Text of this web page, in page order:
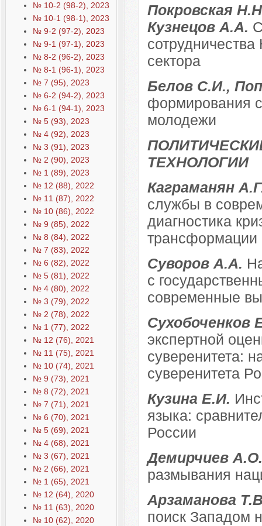
№ 10-2 (98-2), 2023
№ 10-1 (98-1), 2023
№ 9-2 (97-2), 2023
№ 9-1 (97-1), 2023
№ 8-2 (96-2), 2023
№ 8-1 (96-1), 2023
№ 7 (95), 2023
№ 6-2 (94-2), 2023
№ 6-1 (94-1), 2023
№ 5 (93), 2023
№ 4 (92), 2023
№ 3 (91), 2023
№ 2 (90), 2023
№ 1 (89), 2023
№ 12 (88), 2022
№ 11 (87), 2022
№ 10 (86), 2022
№ 9 (85), 2022
№ 8 (84), 2022
№ 7 (83), 2022
№ 6 (82), 2022
№ 5 (81), 2022
№ 4 (80), 2022
№ 3 (79), 2022
№ 2 (78), 2022
№ 1 (77), 2022
№ 12 (76), 2021
№ 11 (75), 2021
№ 10 (74), 2021
№ 9 (73), 2021
№ 8 (72), 2021
№ 7 (71), 2021
№ 6 (70), 2021
№ 5 (69), 2021
№ 4 (68), 2021
№ 3 (67), 2021
№ 2 (66), 2021
№ 1 (65), 2021
№ 12 (64), 2020
№ 11 (63), 2020
№ 10 (62), 2020
Покровская
Кузнецов А.А.
сектора
Белов С.И.,
формирования
молодежи
ТЕХНОЛОГИИ
Каграманян
службы в
диагностика
трансформации
Суворов А.А.
с
современные
Сухобоченков
экспертной
суверенитета:
суверенитета
Кузина Е.И.
языка:
России
Демирчиев
размывания
Арзаманова
поиск Западом